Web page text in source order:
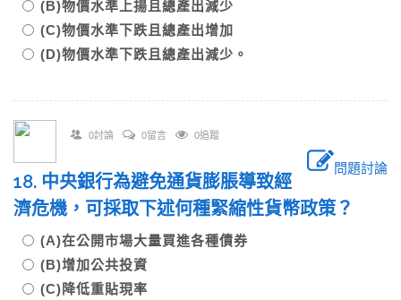
(B)物價水準上揚且總產出減少
(C)物價水準下跌且總產出增加
(D)物價水準下跌且總產出減少。
0討論 0留言 0追蹤
問題討論
18. 中央銀行為避免通貨膨脹導致經
濟危機，可採取下述何種緊縮性貨幣政策？
(A)在公開市場大量買進各種債券
(B)增加公共投資
(C)降低重貼現率